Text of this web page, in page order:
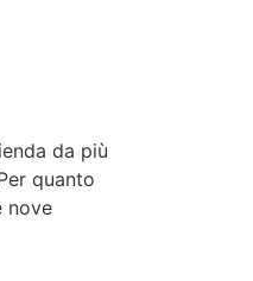
da più
quanto
nove